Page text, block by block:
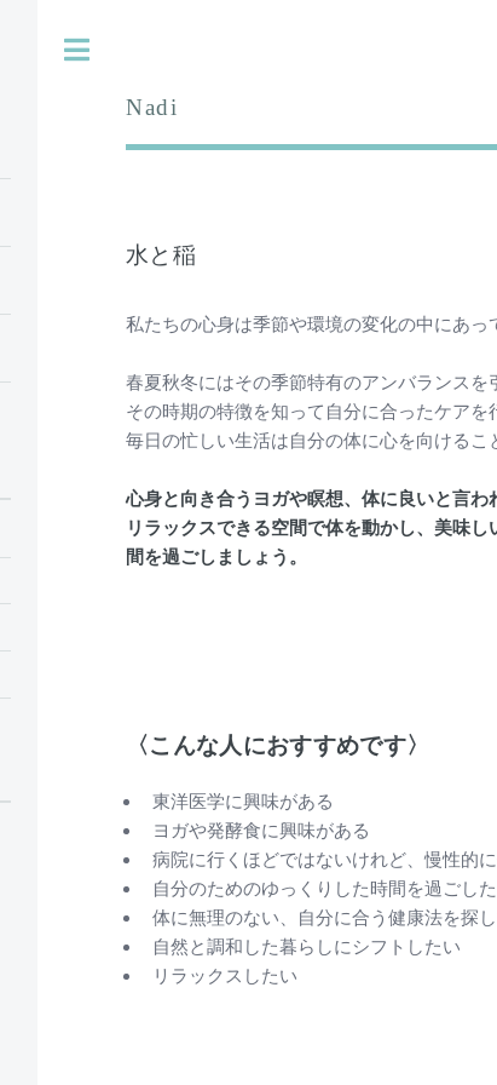
Nadi
水と稲
私たちの心身は季節や環境の変化の中にあっ
春夏秋冬にはその季節特有のアンバランスを
その時期の特徴を知って自分に合ったケアを
毎日の忙しい生活は自分の体に心を向けるこ
心身と向き合うヨガや瞑想、体に良いと言わ
リラックスできる空間で体を動かし、美味
間を過ごしましょう。
〈こんな人におすすめです〉
東洋医学に興味がある
ヨガや発酵食に興味がある
病院に行くほどではないけれど、慢性的
自分のためのゆっくりした時間を過ごし
体に無理のない、自分に合う健康法を探
自然と調和した暮らしにシフトしたい
リラックスしたい